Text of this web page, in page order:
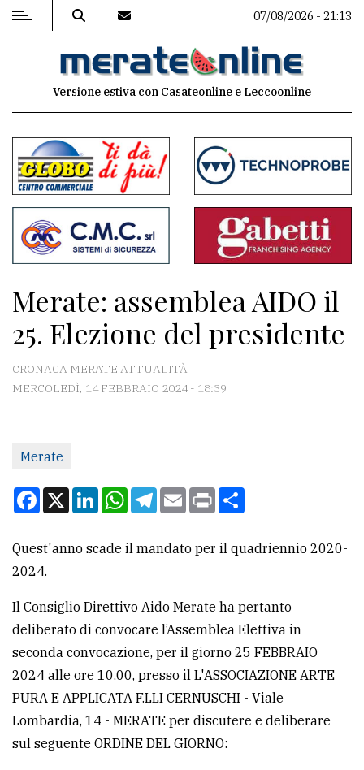
MENU
commenti
Contenuti
del
sito
Associazioni
Meteo
redazione
Scrivici
la
tua
CERCA
Cerca
per
comune
07/08/2026 - 21:13
Versione estiva con Casateonline e Leccoonline
Merate: assemblea AIDO il
25. Elezione del presidente
CRONACA MERATE ATTUALITÀ
MERCOLEDÌ, 14 FEBBRAIO 2024 - 18:39
Merate
Facebook
X LinkedInWhatsApp
Telegram
EmailPrint
Quest'anno scade il mandato per il quadriennio 2020-
2024.
Il Consiglio Direttivo Aido Merate ha pertanto
deliberato di convocare l’Assemblea Elettiva in
seconda convocazione, per il giorno 25 FEBBRAIO
2024 alle ore 10,00, presso il L'ASSOCIAZIONE ARTE
PURA E APPLICATA F.LLI CERNUSCHI - Viale
Lombardia, 14 - MERATE per discutere e deliberare
sul seguente ORDINE DEL GIORNO: